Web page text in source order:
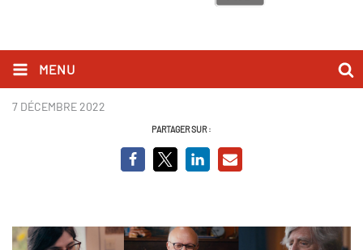
MENU
Le manifeste de l'Arcouest.jpg
7 DÉCEMBRE 2022
PARTAGER SUR :